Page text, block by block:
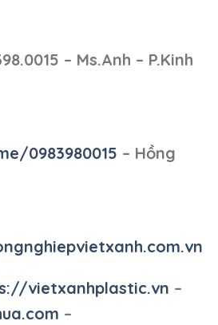
– Ms.Anh – P.Kinh
0983980015 – Hồng
vietxanhplastic.vn –
–